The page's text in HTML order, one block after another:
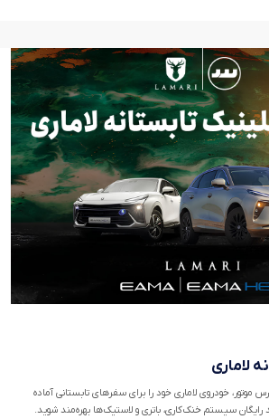
لاماری
موتور، خودروی لاماری خود را برای سفرهای تابستانی آماده
از بازدید رایگان سیستم خنک‌کاری، باتری و لاستیک‌ها بهره‌مند شوید.